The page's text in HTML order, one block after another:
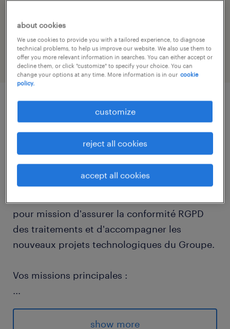
job category
industry
descriptif du poste
Rattaché(e) au département Privacy de la
pour mission d'assurer la conformité RGPD
des traitements et d'accompagner les
nouveaux projets technologiques du Groupe.
Vos missions principales :
...
Mise en conformité & Conseil : Instruire et
mettre en conformité les traitements des
show more
about cookies
We use cookies to provide you with a tailored experience, to diagnose
technical problems, to help us improve our website. We also use them to
offer you more relevant information in searches. You can either accept or
decline them, or click "customize" to specify your choice. You can
change your options at any time. More information is in our cookie
policy.
customize
reject all cookies
accept all cookies